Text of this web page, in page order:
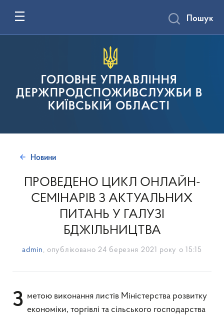
ГОЛОВНЕ УПРАВЛІННЯ
ДЕРЖПРОДСПОЖИВСЛУЖБИ В
КИЇВСЬКІЙ ОБЛАСТІ
Пошук
Новини
ПРОВЕДЕНО ЦИКЛ ОНЛАЙН-
СЕМІНАРІВ З АКТУАЛЬНИХ
ПИТАНЬ У ГАЛУЗІ
БДЖІЛЬНИЦТВА
admin , опубліковано 24 березня 2021 року о 15:15
З метою виконання листів Міністерства розвитку економіки, торгівлі та сільського господарства